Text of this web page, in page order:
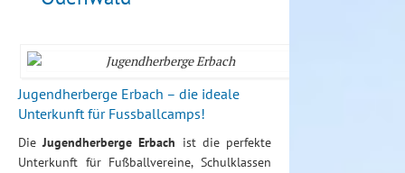
Jugendherberge Erbach – die ideale
Unterkunft für Fussballcamps!
DieJugendherberge Erbach ist die perfekte
Unterkunft für Fußballvereine, Schulklassen